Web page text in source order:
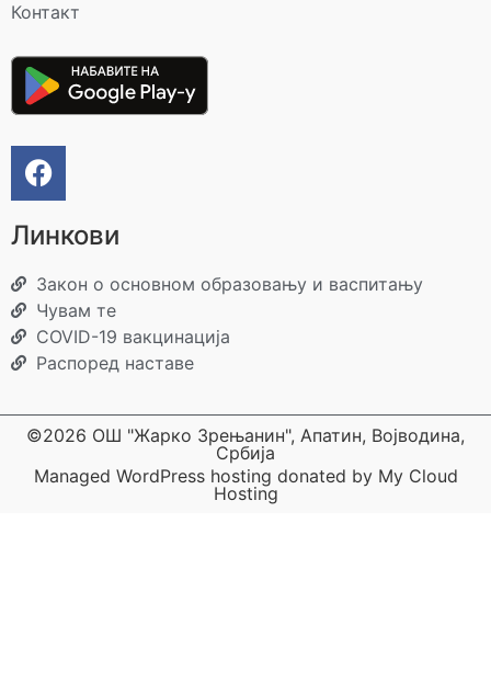
Контакт
Линкови
Закон о основном образовању и васпитању
Чувам те
COVID-19 вакцинација
Распоред наставе
©2026 ОШ "Жарко Зрењанин", Апатин, Војводина,
Србија
Managed WordPress hosting donated by My Cloud
Hosting